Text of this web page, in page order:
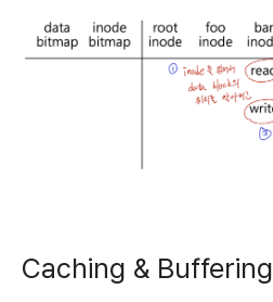
Caching & Buffering